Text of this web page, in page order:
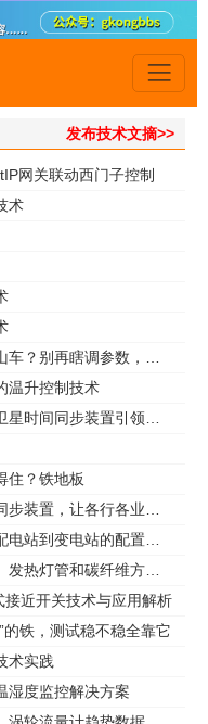
发布技术文摘>>
网关联动西门子控制
术
温升控制技术
住？铁地板
近开关技术与应用解析
的铁，测试稳不稳全靠它
术实践
度监控解决方案